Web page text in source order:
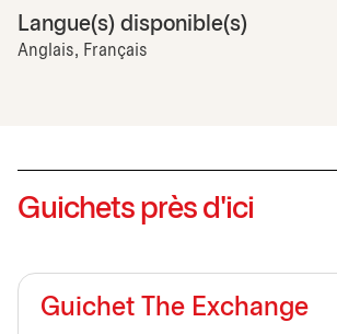
Langue(s) disponible(s)
Anglais, Français
Guichets près d'ici
Guichet The Exchange